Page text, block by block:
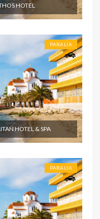
HOTEL
PARALIA
HOTEL & SPA
PARALIA